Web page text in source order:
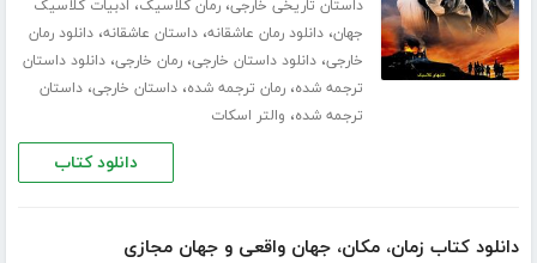
داستان تاریخی خارجی،رمان کلاسیک، ادبیات کلاسیک
جهان،دانلود رمان عاشقانه،داستان عاشقانه،دانلود رمان
خارجی،دانلود داستان خارجی،رمان خارجی،دانلود داستان
ترجمه شده،رمان ترجمه شده،داستان خارجی،داستان
ترجمه شده، والتر اسکات
دانلود کتاب
دانلود کتاب زمان، مکان، جهان واقعی و جهان مجازی